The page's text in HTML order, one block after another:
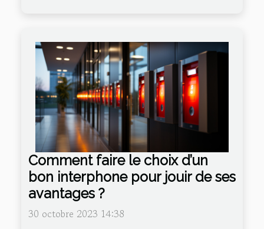
Comment faire le choix d’un
bon interphone pour jouir de ses
avantages ?
30 octobre 2023 14:38